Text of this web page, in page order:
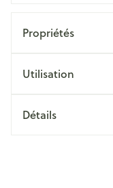
Propriétés
Utilisation
Détails